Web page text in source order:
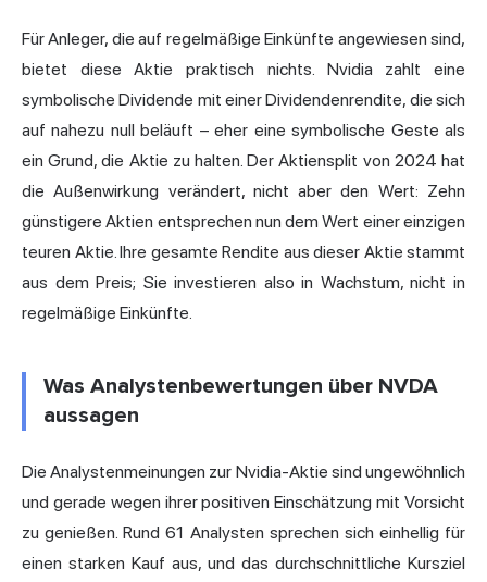
Für Anleger, die auf regelmäßige Einkünfte angewiesen sind,
bietet diese Aktie praktisch nichts. Nvidia zahlt eine
symbolische Dividende mit einer Dividendenrendite, die sich
auf nahezu null beläuft – eher eine symbolische Geste als
ein Grund, die Aktie zu halten. Der Aktiensplit von 2024 hat
die Außenwirkung verändert, nicht aber den Wert: Zehn
günstigere Aktien entsprechen nun dem Wert einer einzigen
teuren Aktie. Ihre gesamte Rendite aus dieser Aktie stammt
aus dem Preis; Sie investieren also in Wachstum, nicht in
regelmäßige Einkünfte.
Was Analystenbewertungen über NVDA
aussagen
Die Analystenmeinungen zur Nvidia-Aktie sind ungewöhnlich
und gerade wegen ihrer positiven Einschätzung mit Vorsicht
zu genießen. Rund 61 Analysten sprechen sich einhellig für
einen starken Kauf aus, und das durchschnittliche Kursziel